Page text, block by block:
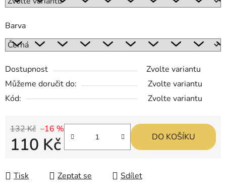
Barva
Dostupnost
Zvolte variantu
Můžeme doručit do:
Zvolte variantu
Kód:
Zvolte variantu
132 Kč –16 %
110 Kč DO KOŠÍKU
Tisk Zeptat se Sdílet